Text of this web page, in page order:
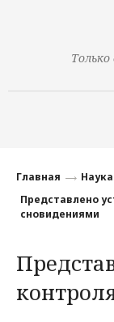
Финансы
Наука
Культура
Главная
Наука
Представлено
сновидениями